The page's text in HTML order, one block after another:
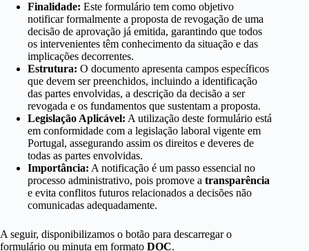
Finalidade: Este formulário tem como objetivo
notificar formalmente a proposta de revogação de uma
decisão de aprovação já emitida, garantindo que todos
os intervenientes têm conhecimento da situação e das
implicações decorrentes.
Estrutura: O documento apresenta campos específicos
que devem ser preenchidos, incluindo a identificação
das partes envolvidas, a descrição da decisão a ser
revogada e os fundamentos que sustentam a proposta.
Legislação Aplicável: A utilização deste formulário está
em conformidade com a legislação laboral vigente em
Portugal, assegurando assim os direitos e deveres de
todas as partes envolvidas.
Importância: A notificação é um passo essencial no
processo administrativo, pois promove a transparência
e evita conflitos futuros relacionados a decisões não
comunicadas adequadamente.
A seguir, disponibilizamos o botão para descarregar o
formulário ou minuta em formato DOC.